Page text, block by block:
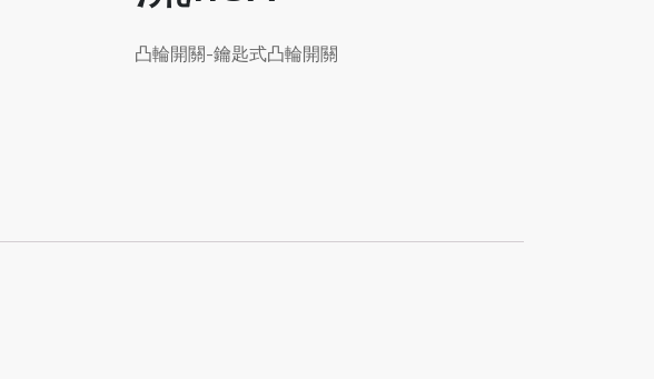
凸輪開關-鑰匙式凸輪開關